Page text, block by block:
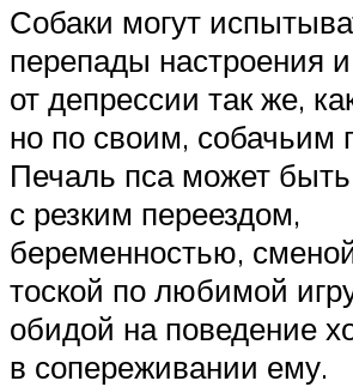
Собаки могут
перепады настроения
от депрессии так же,
но по своим, собачьим
Печаль пса может
с резким переездом,
беременностью,
тоской по любимой
обидой на поведение
в сопереживании ему.